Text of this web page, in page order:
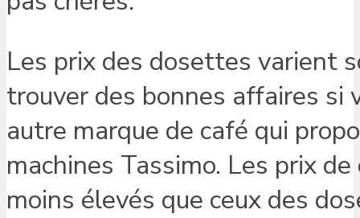
Les prix des dosettes varient
trouver des bonnes affaires
autre marque de café qui
machines Tassimo. Les prix
moins élevés que ceux des